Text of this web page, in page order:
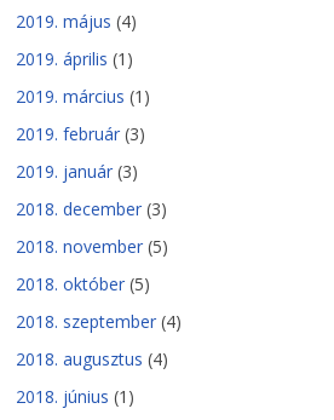
2019. május (4)
2019. április (1)
2019. március (1)
2019. február (3)
2019. január (3)
2018. december (3)
2018. november (5)
2018. október (5)
2018. szeptember (4)
2018. augusztus (4)
2018. június (1)